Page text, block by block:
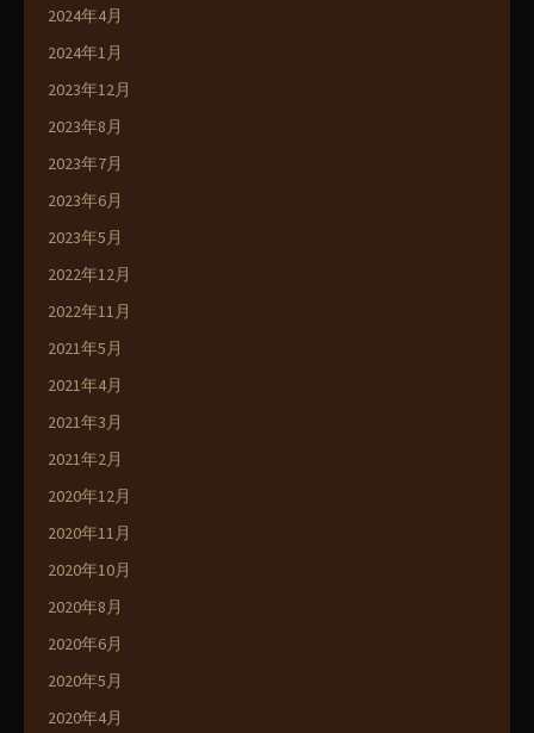
2024年4月
2024年1月
2023年12月
2023年8月
2023年7月
2023年6月
2023年5月
2022年12月
2022年11月
2021年5月
2021年4月
2021年3月
2021年2月
2020年12月
2020年11月
2020年10月
2020年8月
2020年6月
2020年5月
2020年4月